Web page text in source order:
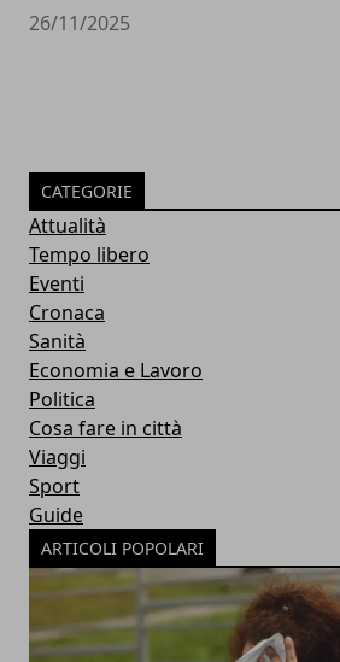
26/11/2025
CATEGORIE
Attualità
Tempo libero
Eventi
Cronaca
Sanità
Economia e Lavoro
Politica
Cosa fare in città
Viaggi
Sport
Guide
ARTICOLI POPOLARI